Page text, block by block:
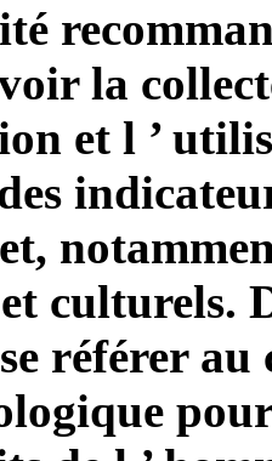
la
et l ’
culturels.
référer au